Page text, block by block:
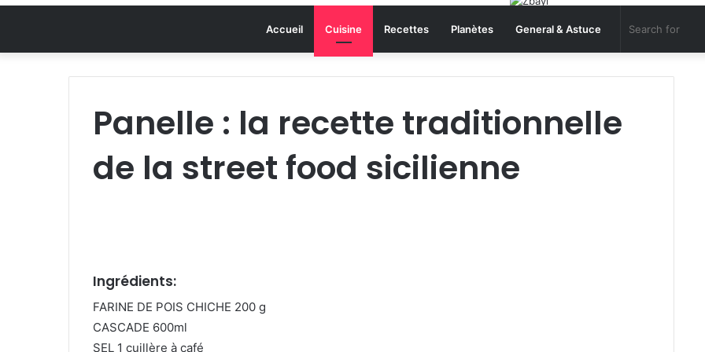
Accueil Cuisine Recettes Planètes General & Astuce
Panelle : la recette traditionnelle
de la street food sicilienne
Ingrédients:
FARINE DE POIS CHICHE 200 g
CASCADE 600ml
SEL 1 cuillère à café